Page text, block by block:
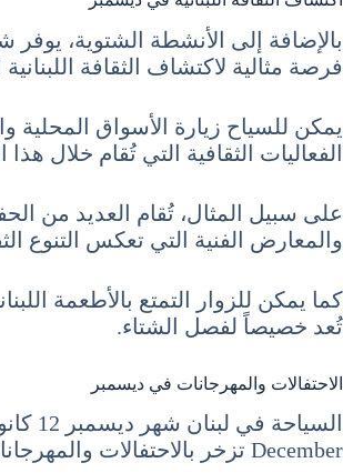
بالإضافة إلى الأنشطة الشتوية، يوفر
فرصة مثالية لاكتشاف الثقافة اللبنانية
يمكن للسياح زيارة الأسواق المحلية
الفعاليات الثقافية التي تُقام خلال هذا
على سبيل المثال، تُقام العديد من
والمعارض الفنية التي تعكس التنوع
كما يمكن للزوار التمتع بالأطعمة
تُعد خصيصاً لفصل الشتاء.
الاحتفالات والمهرجانات في ديسمبر
السياحة في
December تزخر بالاحتفالات والمهرجانات في لبنان.